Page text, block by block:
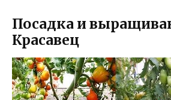
Посадка и
Красавец